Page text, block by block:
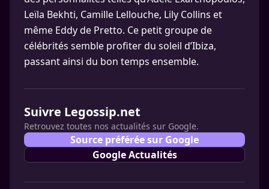
Leïla Bekhti, Camille Lellouche, Lily Collins et
même Eddy de Pretto. Ce petit groupe de
célébrités semble profiter du soleil d’Ibiza,
passant ainsi du bon temps ensemble.
Suivre Legossip.net
Retrouvez toutes nos actualités sur Google.
Source préférée sur Google
Google Actualités